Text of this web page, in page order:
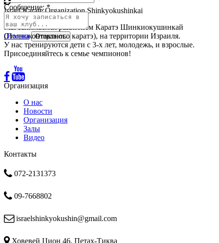
Сообщение:*
Отмена Отправить
Israel Karate Organization Shinkyokushinkai
Мы занимаемся развитием Каратэ Шинкиокушинкай
(Полноконтактного каратэ), на территории Израиля.
У нас тренируются дети с 3-х лет, молодежь, и взрослые.
Присоединяйтесь к семье чемпионов!
Организация
О нас
Новости
Организация
Залы
Видео
Контакты
072-2131373
09-7668802
israelshinkyokushin@gmail.com
Ховевей Цион 46, Петах-Тиква